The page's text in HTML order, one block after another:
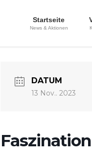
Startseite
News & Aktionen
DATUM
13 Nov.. 2023